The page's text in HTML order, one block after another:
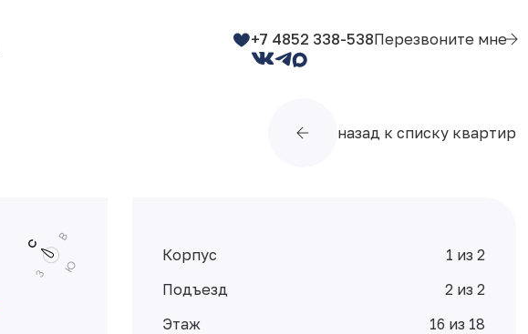
+7 4852 338-538Перезвоните мне
назад к списку квартир
Корпус
1 из 2
Подъезд
2 из 2
Этаж
16 из 18